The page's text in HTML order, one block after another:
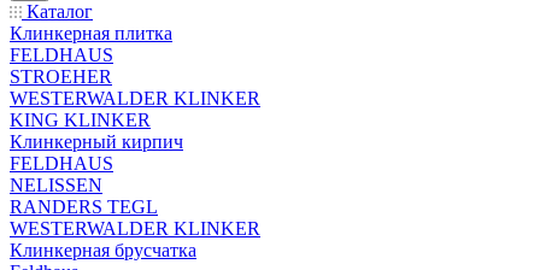
Каталог
Клинкерная плитка
FELDHAUS
STROEHER
WESTERWALDER KLINKER
KING KLINKER
Клинкерный кирпич
FELDHAUS
NELISSEN
RANDERS TEGL
WESTERWALDER KLINKER
Клинкерная брусчатка